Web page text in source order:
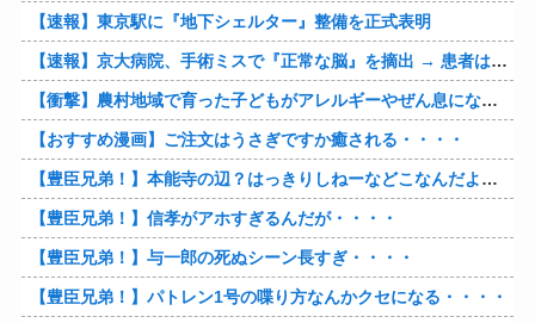
【速報】東京駅に『地下シェルター』整備を正式表明
【速報】京大病院、手術ミスで『正常な脳』を摘出 → 患者は自発呼吸不可能な植物状態に
【衝撃】農村地域で育った子どもがアレルギーやぜん息になりにくい『農場効果』を引き起こす細菌が判明
【おすすめ漫画】ご注文はうさぎですか癒される・・・・
【豊臣兄弟！】本能寺の辺？はっきりしねーなどこなんだよ・・・・
【豊臣兄弟！】信孝がアホすぎるんだが・・・・
【豊臣兄弟！】与一郎の死ぬシーン長すぎ・・・・
【豊臣兄弟！】パトレン1号の喋り方なんかクセになる・・・・